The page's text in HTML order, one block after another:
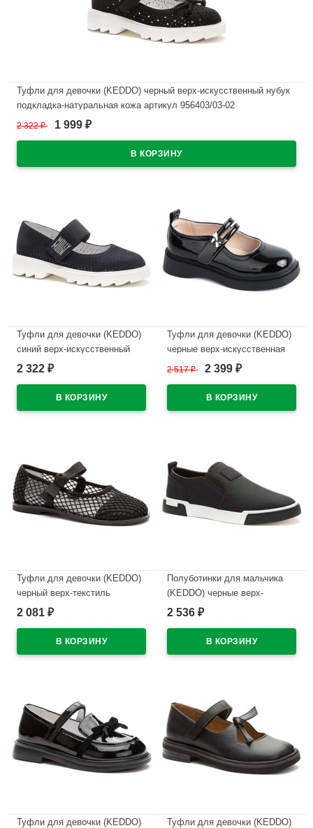
Туфли для девочки (KEDDO) черный верх-искусственный нубук
подкладка-натуральная кожа артикул 956403/03-02
В наличии
2 322₽ 1 999 ₽
Туфли для девочки (KEDDO)
синий верх-искусственный
нубук подкладка-натуральная
2 322 ₽
Туфли для девочки (KEDDO)
черные верх-искусственная
кожа лак подкладка-
558007/03-01
2 517₽ 2 399 ₽
Туфли для девочки (KEDDO)
черный верх-текстиль
подкладка-натуральная кожа
2 081 ₽
Полуботинки для мальчика
(KEDDO) черные верх-
искусственная кожа
артикул 558145/25-01
2 536 ₽
Туфли для девочки (KEDDO)
Туфли для девочки (KEDDO)